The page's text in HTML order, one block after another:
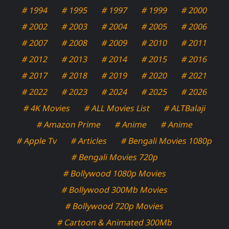
# 1994
# 1995 # 1997 # 1999
# 2000
# 2002
# 2003 # 2004 # 2005
# 2006
# 2007
# 2008 # 2009 # 2010
# 2011
# 2012
# 2013 # 2014 # 2015
# 2016
# 2017
# 2018 # 2019 # 2020
# 2021
# 2022
# 2023 # 2024 # 2025
# 2026
# 4K Movies
# ALL Movies List
# ALTBalaji
# Amazon Prime
# Anime
# Anime
# Apple Tv
# Articles
# Bengali Movies 1080p
# Bengali Movies 720p
# Bollywood 1080p Movies
# Bollywood 300Mb Movies
# Bollywood 720p Movies
# Cartoon & Animated 300Mb